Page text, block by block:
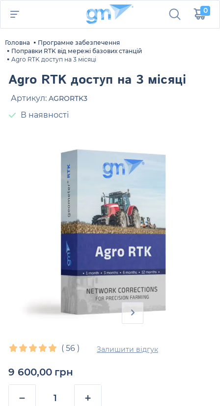
0
Головна
Програмне забезпечення
Поправки RTK від мережі базових станцій
Agro RTK доступ на 3 місяці
Agro RTK доступ на 3 місяці
Артикул: AGRORTK3
В наявності
( 56 ) Залишити відгук
9 600,00 грн
− +